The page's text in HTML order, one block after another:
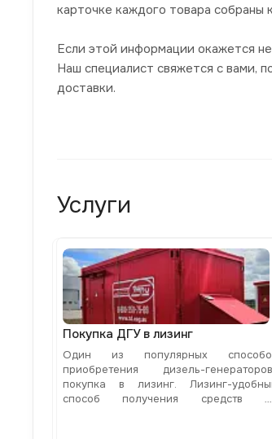
карточке каждого товара
Если этой информации окажется
Наш специалист свяжется с вами,
доставки.
Услуги
Покупка ДГУ в лизинг
Один из популярных
приобретения дизель-
покупка в лизинг. Лизинг-
способ получения средств на